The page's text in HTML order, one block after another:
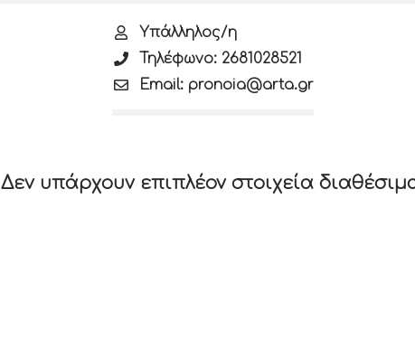
Υπάλληλος/η
Τηλέφωνο: 2681028521
Email: pronoia@arta.gr
Δεν υπάρχουν επιπλέον στοιχεία